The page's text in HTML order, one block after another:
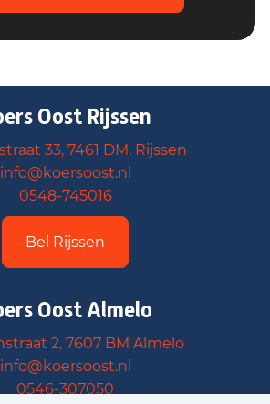
Oost Rijssen
33, 7461 DM, Rijssen
info@koersoost.nl
0548-745016
Bel Rijssen
Oost Almelo
2, 7607 BM Almelo
info@koersoost.nl
0546-307050